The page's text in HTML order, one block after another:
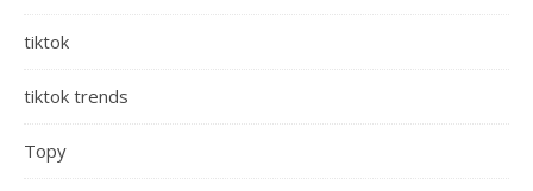
tiktok
tiktok trends
Topy